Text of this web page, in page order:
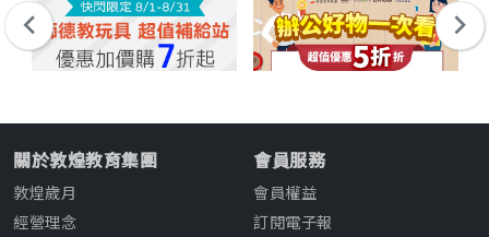
關於敦煌教育集團
敦煌歲月
經營理念
會員服務
會員權益
訂閱電子報